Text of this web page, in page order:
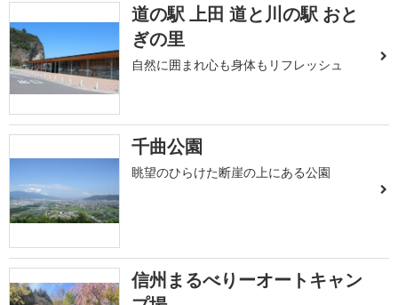
道の駅 上田 道と川の駅 おと
ぎの里
自然に囲まれ心も身体もリフレッシュ
千曲公園
眺望のひらけた断崖の上にある公園
信州まるべりーオートキャン